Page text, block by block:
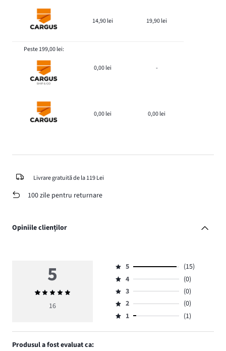
14,90 lei 19,90 lei
Peste 199,00 lei:
0,00 lei -
0,00 lei 0,00 lei
Livrare gratuită de la 119 Lei
100 zile pentru returnare
Opiniile clienților
5
Evaluarea
medie
16
Evaluare
5,
numărul
de
voturi
15.
5
(15)
Evaluare
4,
numărul
de
0.
4
(0)
Evaluare
3,
numărul
3
(0)
Evaluare
2,
2
(0)
Evaluare
1,
1 (1)
Produsul a fost evaluat ca: